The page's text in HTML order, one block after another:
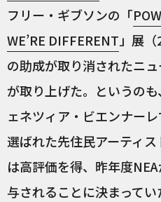
フリー・ギブソンの「
WE’RE DIFFERENT」展
の助成が取り消されたニ
が取り上げた。というの
ェネツィア・ビエンナー
選ばれた先住民アーティ
は高評価を得、昨年度
与されることに決まって